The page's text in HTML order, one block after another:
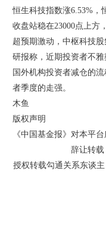
恒生科技指数涨6.53%，
收盘站稳在23000点上方
超预期激动，中枢科
研报称，近期投资者不
国外机构投资者减仓的
者季度的走强。
木鱼
版权声明
《中国基金报》对本平
辞让转载
授权转载勾通关系东谈主